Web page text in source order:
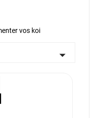
vos koi
